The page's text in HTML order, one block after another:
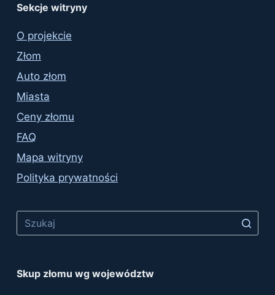
Sekcje witryny
O projekcie
Złom
Auto złom
Miasta
Ceny złomu
FAQ
Mapa witryny
Polityka prywatności
Skup złomu wg województw